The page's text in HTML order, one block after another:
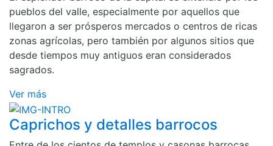
pueblos del valle, especialmente por aquellos que
llegaron a ser prósperos mercados o centros de ricas
zonas agrícolas, pero también por algunos sitios que
desde tiempos muy antiguos eran considerados
sagrados.
Ver más
Caprichos y detalles barrocos